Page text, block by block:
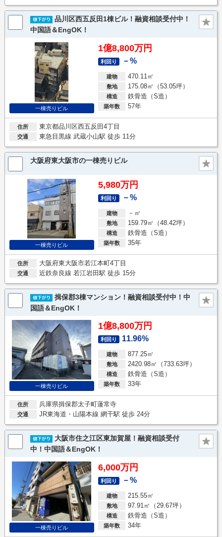
品川区西五反田1棟ビル！融資相談受付中！
中国語＆EngOK！
一棟売りビル
1億8,800万円
利回り －%
建物 470.11㎡
敷地 175.08㎡（53.05坪）
構造 鉄骨造（S造）
築年数 57年
住所 東京都品川区西五反田4丁目
交通 東急目黒線 武蔵小山駅 徒歩 11分
大阪府東大阪市の一棟売りビル
一棟売りビル
5,980万円
利回り －%
建物 －㎡
敷地 159.79㎡（48.42坪）
構造 鉄骨造（S造）
築年数 35年
住所 大阪府東大阪市若江本町4丁目
交通 近鉄奈良線 若江岩田駅 徒歩 15分
揖保郡3棟マンション！融資相談受付中！中
国語＆EngOK！
一棟売りビル
1億8,800万円
利回り 11.96%
建物 877.25㎡
敷地 2420.98㎡（733.63坪）
構造 鉄骨造（S造）
築年数 33年
住所 兵庫県揖保郡太子町蓮常寺
交通 JR東海道・山陽本線 網干駅 徒歩 24分
大阪市住之江区東加賀屋！融資相談受付
中！中国語＆EngOK！
一棟売りビル
6,000万円
利回り －%
建物 215.55㎡
敷地 97.91㎡（29.67坪）
構造 鉄骨造（S造）
築年数 34年